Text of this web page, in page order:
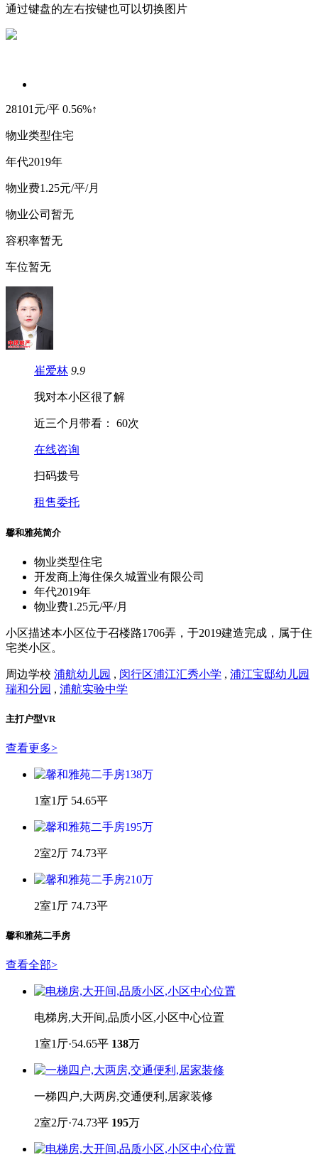
通过键盘的左右按键也可以切换图片
28101 元/平 0.56%↑
物业类型住宅
年代2019年
物业费1.25元/平/月
物业公司 暂无
容积率暂无
车位暂无
崔爱林 9.9
我对本小区很了解
近三个月带看： 60次
在线咨询
扫码拨号
租售委托
馨和雅苑简介
物业类型住宅
开发商 上海住保久城置业有限公司
年代2019年
物业费1.25元/平/月
小区描述本小区位于召楼路1706弄，于2019建造完成，属于住
宅类小区。
周边学校 浦航幼儿园 , 闵行区浦江汇秀小学 , 浦江宝邸幼儿园
瑞和分园 , 浦航实验中学
主打户型VR
查看更多>
1室1厅 54.65平
2室2厅 74.73平
2室1厅 74.73平
馨和雅苑二手房
查看全部>
电梯房,大开间,品质小区,小区中心位置
1室1厅·54.65平 138万
一梯四户,大两房,交通便利,居家装修
2室2厅·74.73平 195万